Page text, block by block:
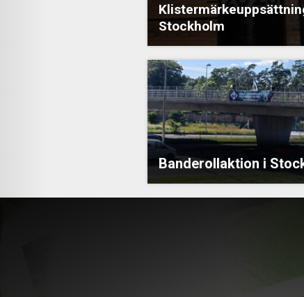
Stockholm
Banderollaktion i